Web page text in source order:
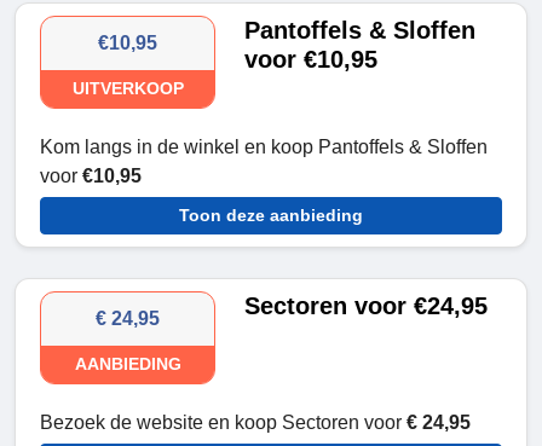
€10,95
UITVERKOOP
Pantoffels & Sloffen
voor €10,95
Kom langs in de winkel en koop Pantoffels & Sloffen
voor €10,95
Toon deze aanbieding
€ 24,95
AANBIEDING
Sectoren voor €24,95
Bezoek de website en koop Sectoren voor € 24,95